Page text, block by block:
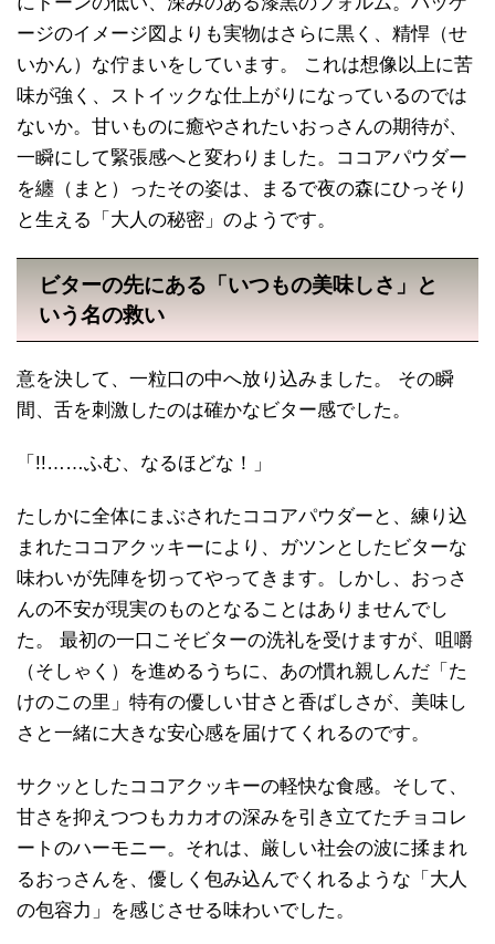
ージのイメージ図よりも実物はさらに黒く、精悍（せ
いかん）な佇まいをしています。 これは想像以上に苦
味が強く、ストイックな仕上がりになっているのでは
ないか。甘いものに癒やされたいおっさんの期待が、
一瞬にして緊張感へと変わりました。ココアパウダー
を纏（まと）ったその姿は、まるで夜の森にひっそり
と生える「大人の秘密」のようです。
ビターの先にある「いつもの美味しさ」と
いう名の救い
意を決して、一粒口の中へ放り込みました。 その瞬
間、舌を刺激したのは確かなビター感でした。
「!!……ふむ、なるほどな！」
たしかに全体にまぶされたココアパウダーと、練り込
まれたココアクッキーにより、ガツンとしたビターな
味わいが先陣を切ってやってきます。しかし、おっさ
んの不安が現実のものとなることはありませんでし
た。 最初の一口こそビターの洗礼を受けますが、咀嚼
（そしゃく）を進めるうちに、あの慣れ親しんだ「た
けのこの里」特有の優しい甘さと香ばしさが、美味し
さと一緒に大きな安心感を届けてくれるのです。
サクッとしたココアクッキーの軽快な食感。そして、
甘さを抑えつつもカカオの深みを引き立てたチョコレ
ートのハーモニー。それは、厳しい社会の波に揉まれ
るおっさんを、優しく包み込んでくれるような「大人
の包容力」を感じさせる味わいでした。